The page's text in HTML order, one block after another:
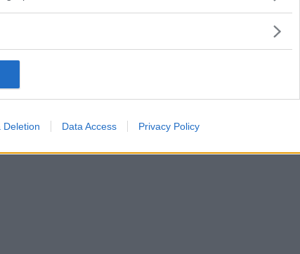
Deletion Data Access Privacy Policy
inte färdig"
2024 13.07